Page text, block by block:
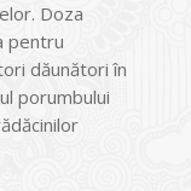
Doza
pentru
dăunători în
porumbului